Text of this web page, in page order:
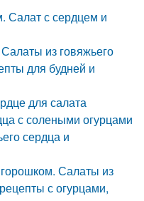
Салат с сердцем и
из говяжьего
для будней и
для салата
с солеными огурцами
сердца и
Салаты из
с огурцами,